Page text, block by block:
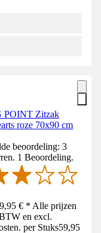
POINT Zitzak
roze 70x90 cm
beoordeling: 3
1 Beoordeling.
€ * Alle prijzen
en excl.
per Stuks59,95